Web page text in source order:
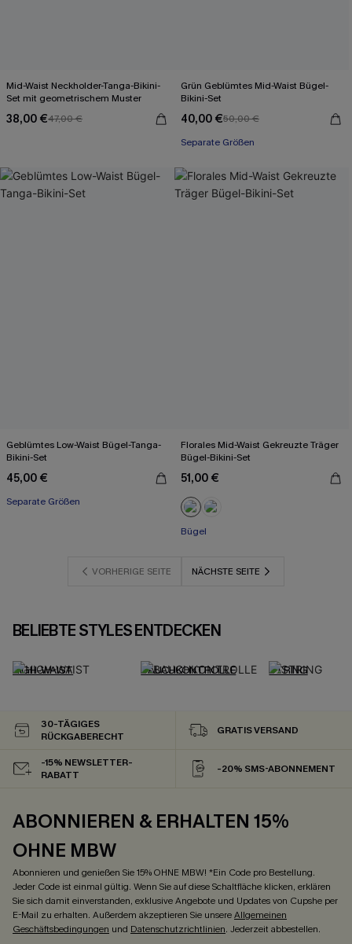
Mid-Waist Neckholder-Tanga-Bikini-
Set mit geometrischem Muster
38,00 €47,00 €
Grün Geblümtes Mid-Waist Bügel-
Bikini-Set
40,00 €50,00 €
Separate Größen
Geblümtes Low-Waist Bügel-Tanga-
Bikini-Set
45,00 €
Separate Größen
Florales Mid-Waist Gekreuzte Träger
Bügel-Bikini-Set
51,00 €
Bügel
VORHERIGE SEITE NÄCHSTE SEITE
BELIEBTE STYLES ENTDECKEN
HIGH-WAIST BAUCHKONTROLLE STRING
30-TÄGIGES
RÜCKGABERECHT
GRATIS VERSAND
-15% NEWSLETTER-
RABATT
-20% SMS-ABONNEMENT
ABONNIEREN & ERHALTEN 15%
OHNE MBW
Abonnieren und genießen Sie 15% OHNE MBW! *Ein Code pro Bestellung.
Jeder Code ist einmal gültig. Wenn Sie auf diese Schaltfläche klicken, erklären
Sie sich damit einverstanden, exklusive Angebote und Updates von Cupshe per
E-Mail zu erhalten. Außerdem akzeptieren Sie unsereAllgemeinen
Geschäftsbedingungen und Datenschutzrichtlinien. Jederzeit abbestellen.